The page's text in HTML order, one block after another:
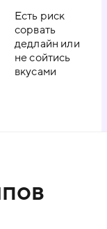
Есть риск
сорвать
дедлайн или
не сойтись
вкусами